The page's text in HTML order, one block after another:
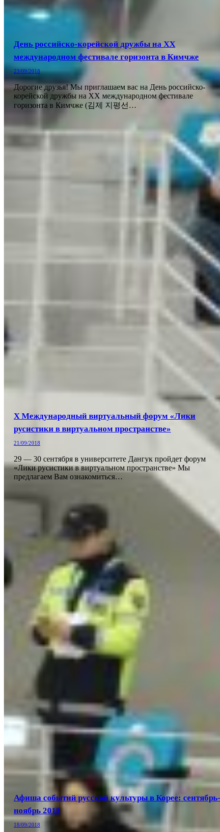
День российско-корейской дружбы на ХХ
международном фестивале горизонта в Кимчже
23/09/2018
Дорогие друзья! Мы приглашаем вас на День российско-
корейской дружбы на ХХ международном фестивале
горизонта в Кимчже (김제 지평선…
Х Международный виртуальный форум «Лики
русистики в виртуальном пространстве»
21/09/2018
29 — 30 сентября в университете Дангук пройдет форум
«Лики русистики в виртуальном пространстве» Мы
предлагаем Вам ознакомиться…
Афиша событий русской культуры в Корее: сентябрь-
ноябрь 2018
18/09/2018